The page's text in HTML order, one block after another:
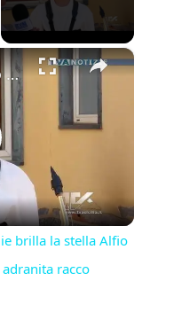
×
Roma Al Giubileo delle Famiglie brilla la stella Alfio Russo. Il giovane sassofonista adranita racco
brilla la stella Alfio
racco